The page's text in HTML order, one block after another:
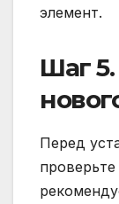
элемент.
Шаг
Перед